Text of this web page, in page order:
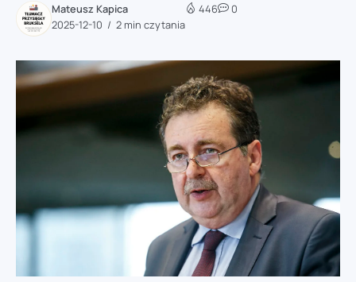
Mateusz Kapica
2025-12-10
2 min czytania
446 0